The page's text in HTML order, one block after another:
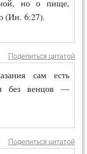
но о пище,
(Ин. 6:27).
Поделиться цитатой
сам есть
и без венцов —
Поделиться цитатой